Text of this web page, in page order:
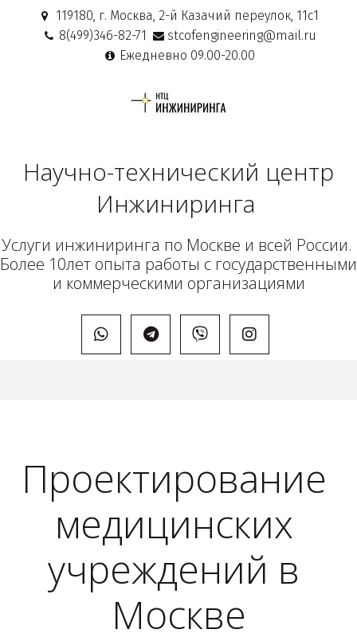
119180, г. Москва, 2-й Казачий переулок, 11с1
8(499)346-82-71
stcofengineering@mail.ru
Ежедневно 09.00-20.00
Научно-технический центр
Инжиниринга
Услуги инжиниринга по Москве и всей России.
Более 10лет опыта работы с государственными
и коммерческими организациями
Проектирование
медицинских
учреждений в
Москве